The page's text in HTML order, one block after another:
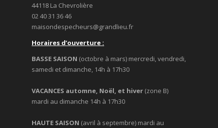
44118 La Chevrolière
02 40 31 36 46
maisondespecheurs@grandlieu.fr
Horaires d’ouverture :
BASSE SAISON (octobre à mars) mercredi, vendredi,
samedi et dimanche, 14h à 17h30
VACANCES automne, Noël, et hiver (zone B)
mardi au dimanche 14h à 17h30
HAUTE SAISON (avril à septembre) mardi au